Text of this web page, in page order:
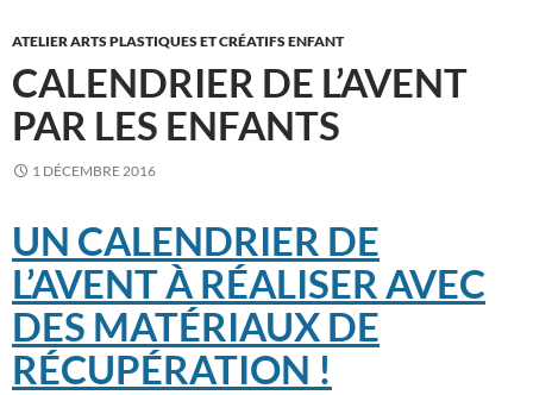
ATELIER ARTS PLASTIQUES ET CRÉATIFS ENFANT
CALENDRIER DE L’AVENT
PAR LES ENFANTS
1 DÉCEMBRE 2016
UN CALENDRIER DE
L’AVENT À RÉALISER AVEC
DES MATÉRIAUX DE
RÉCUPÉRATION !